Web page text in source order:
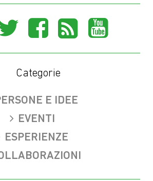
LinkedIn
Share
on
X
(Twitter)
Share
on
Facebook
Share
on on
Categorie
E IDEE
EVENTI
ESPERIENZE